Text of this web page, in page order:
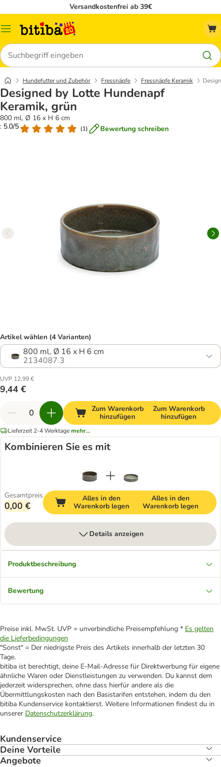
Versandkostenfrei ab 39€
Menü
Suchen
Hundefutter und Zubehör Fressnäpfe Fressnäpfe Keramik
Designed by Lotte Hundenapf
Keramik, grün
800 ml, Ø 16 x H 6 cm
: 5.0/5
(1) Bewertung schreiben
Artikel wählen (4 Varianten)
800 ml, Ø 16 x H 6 cm
2134087.3
UVP 12,99 €
9,44 €
Zum Warenkorb
hinzufügen
Zum Warenkorb
hinzufügen
Lieferzeit 2-4 Werktagemehr...
Kombinieren Sie es mit
Gesamtpreis
0,00 €
Alles in den
Warenkorb legen
Alles in den
Warenkorb legen
Details anzeigen
Produktbeschreibung
Bewertung
Preise inkl. MwSt. UVP = unverbindliche Preisempfehlung * Es gelten
die Lieferbedingungen
"Sonst" = Der niedrigste Preis des Artikels innerhalb der letzten 30
Tage.
bitiba ist berechtigt, deine E-Mail-Adresse für Direktwerbung für eigene
ähnliche Waren oder Dienstleistungen zu verwenden. Du kannst dem
jederzeit widersprechen, ohne dass hierfür andere als die
Übermittlungskosten nach den Basistarifen entstehen, indem du den
bitiba Kundenservice kontaktierst. Weitere Informationen findest du in
unserer Datenschutzerklärung.
Kundenservice
Deine Vorteile
Angebote